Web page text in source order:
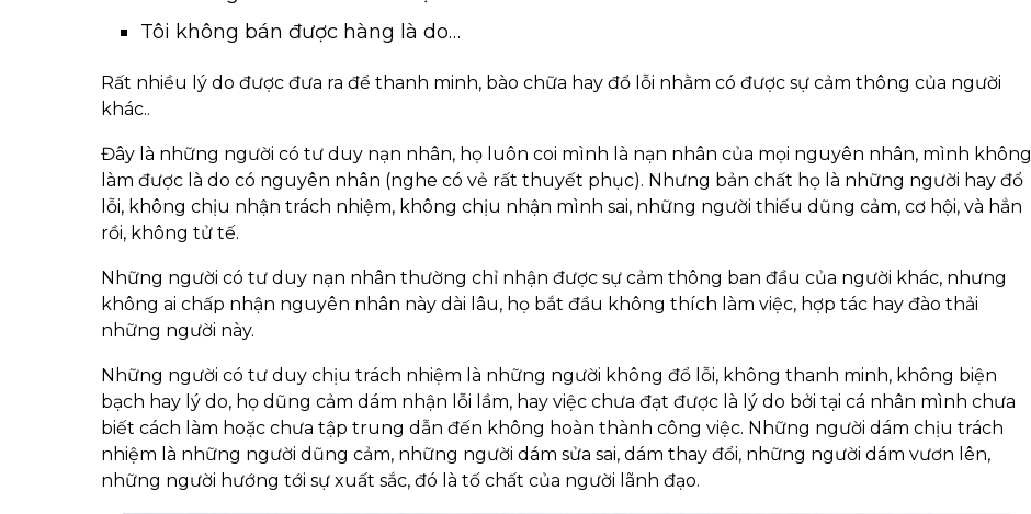
Tôi không bán được hàng là do…
Rất nhiều lý do được đưa ra để thanh minh, bào chữa hay đổ lỗi nhằm có được sự cảm thông của người
khác..
Đây là những người có tư duy nạn nhân, họ luôn coi mình là nạn nhân của mọi nguyên nhân, mình không
làm được là do có nguyên nhân (nghe có vẻ rất thuyết phục). Nhưng bản chất họ là những người hay đổ
lỗi, không chịu nhận trách nhiệm, không chịu nhận mình sai, những người thiếu dũng cảm, cơ hội, và hẳn
rồi, không tử tế.
Những người có tư duy nạn nhân thường chỉ nhận được sự cảm thông ban đầu của người khác, nhưng
không ai chấp nhận nguyên nhân này dài lâu, họ bắt đầu không thích làm việc, hợp tác hay đào thải
những người này.
Những người có tư duy chịu trách nhiệm là những người không đổ lỗi, không thanh minh, không biện
bạch hay lý do, họ dũng cảm dám nhận lỗi lầm, hay việc chưa đạt được là lý do bởi tại cá nhân mình chưa
biết cách làm hoặc chưa tập trung dẫn đến không hoàn thành công việc. Những người dám chịu trách
nhiệm là những người dũng cảm, những người dám sửa sai, dám thay đổi, những người dám vươn lên,
những người hướng tới sự xuất sắc, đó là tố chất của người lãnh đạo.